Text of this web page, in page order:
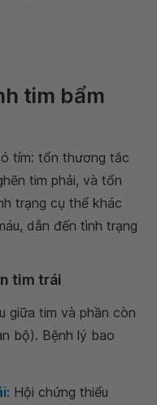
tim bẩm
tím: tổn thương tắc
tim phải, và tổn
trạng cụ thể khác
dẫn đến tình trạng
tim trái
giữa tim và phần còn
bộ). Bệnh lý bao
Hội chứng thiểu